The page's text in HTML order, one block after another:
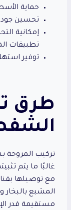
حماية
تحسين
إمكانية
تطبيقات
توفير
طرق
تركيب
غالبًا ما يتم
مع توصيلها
المشبع بالبخار
مستقيمة قدر